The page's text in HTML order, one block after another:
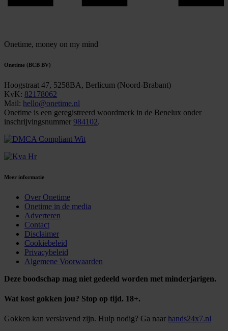
Onetime, money on my mind
Onetime (BCB BV)
Hoogstraat 47, 5258BA, Berlicum (Noord-Brabant)
KvK: 82178062
Mail: hello@onetime.nl
Onetime is een geregistreerd woordmerk in de Benelux onder
inschrijvingsnummer 984102.
Meer informatie
Over Onetime
Onetime in de media
Adverteren
Contact
Disclaimer
Cookiebeleid
Privacybeleid
Algemene Voorwaarden
Deze boodschap mag niet gedeeld worden met minderjarigen.
Wat kost gokken jou? Stop op tijd. 18+.
Gokken kan verslavend zijn. Hulp nodig? Ga naar hands24x7.nl